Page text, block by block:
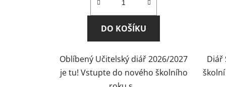
4,7
5
DO KOŠÍKU
Oblíbený Učitelský diář 2026/2027
je tu! Vstupte do nového školního
Diář